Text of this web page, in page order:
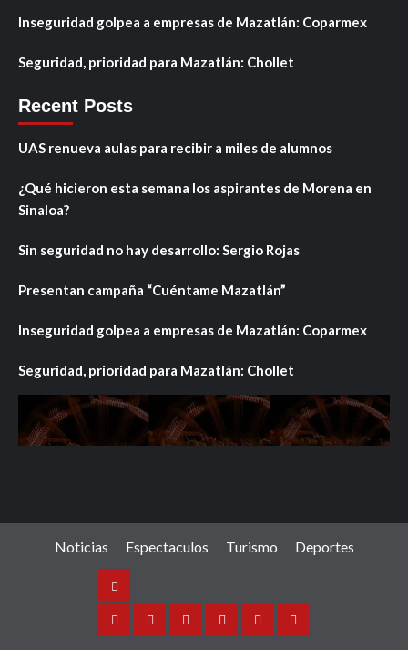
Inseguridad golpea a empresas de Mazatlán: Coparmex
Seguridad, prioridad para Mazatlán: Chollet
Recent Posts
UAS renueva aulas para recibir a miles de alumnos
¿Qué hicieron esta semana los aspirantes de Morena en
Sinaloa?
Sin seguridad no hay desarrollo: Sergio Rojas
Presentan campaña “Cuéntame Mazatlán”
Inseguridad golpea a empresas de Mazatlán: Coparmex
Seguridad, prioridad para Mazatlán: Chollet
Noticias Espectaculos Turismo Deportes
Noticias
SinaloaNacionalInternacionalEspectaculos
TurismoDeportes